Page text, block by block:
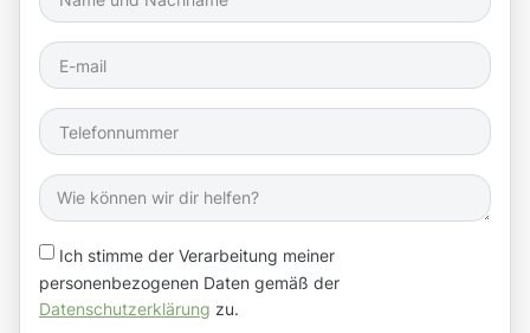
Ich stimme der Verarbeitung meiner
personenbezogenen Daten gemäß der
Datenschutzerklärung zu.